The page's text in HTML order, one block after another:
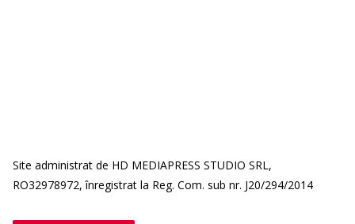
Site administrat de HD MEDIAPRESS STUDIO SRL,
RO32978972, înregistrat la Reg. Com. sub nr. J20/294/2014